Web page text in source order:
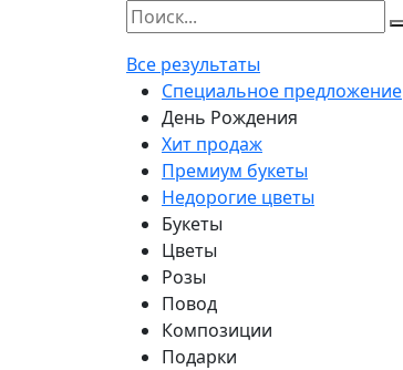
Все результаты
Специальное предложение
День Рождения
Хит продаж
Премиум букеты
Недорогие цветы
Букеты
Цветы
Розы
Повод
Композиции
Подарки